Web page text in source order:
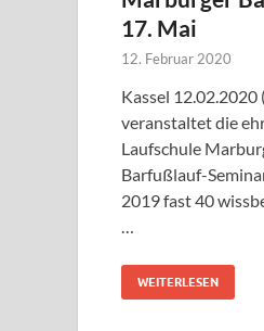
17. Mai
12. Februar 2020
Kassel
veranstaltet die
Laufschule
Barfußlauf-
2019 fast 40
…
WEITERLESEN